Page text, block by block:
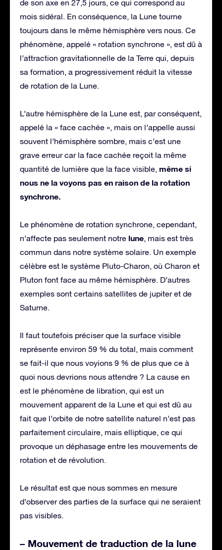
de son axe en 27,5 jours, ce qui correspond au
mois sidéral. En conséquence, la Lune tourne
toujours dans le même hémisphère vers nous. Ce
phénomène, appelé « rotation synchrone », est dû à
l’attraction gravitationnelle de la Terre qui, depuis
sa formation, a progressivement réduit la vitesse
de rotation de la Lune.
L’autre hémisphère de la Lune est, par conséquent,
appelé la « face cachée », mais on l’appelle aussi
souvent l’hémisphère sombre, mais c’est une
grave erreur car la face cachée reçoit la même
quantité de lumière que la face visible, même si
nous ne la voyons pas en raison de la rotation
synchrone.
Le phénomène de rotation synchrone, cependant,
n’affecte pas seulement notre lune, mais est très
commun dans notre système solaire. Un exemple
célèbre est le système Pluto-Charon, où Charon et
Pluton font face au même hémisphère. D’autres
exemples sont certains satellites de jupiter et de
Saturne.
Il faut toutefois préciser que la surface visible
représente environ 59 % du total, mais comment
se fait-il que nous voyions 9 % de plus que ce à
quoi nous devrions nous attendre ? La cause en
est le phénomène de libration, qui est un
mouvement apparent de la Lune et qui est dû au
fait que l’orbite de notre satellite naturel n’est pas
parfaitement circulaire, mais elliptique, ce qui
provoque un déphasage entre les mouvements de
rotation et de révolution.
Le résultat est que nous sommes en mesure
d’observer des parties de la surface qui ne seraient
pas visibles.
– Mouvement de traduction de la lune